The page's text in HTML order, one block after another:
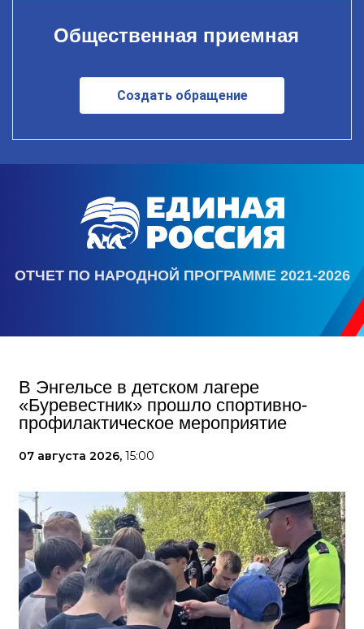
Общественная приемная
Создать обращение
ОТЧЕТ ПО НАРОДНОЙ ПРОГРАММЕ 2021-2026
В Энгельсе в детском лагере
«Буревестник» прошло спортивно-
профилактическое мероприятие
07 августа 2026, 15:00